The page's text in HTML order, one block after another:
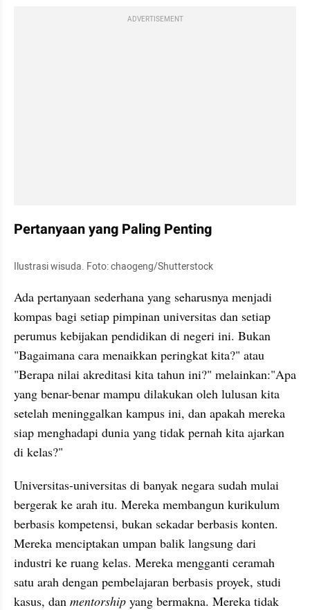
ADVERTISEMENT
Pertanyaan yang Paling Penting
Ilustrasi wisuda. Foto: chaogeng/Shutterstock
Ada pertanyaan sederhana yang seharusnya menjadi
kompas bagi setiap pimpinan universitas dan setiap
perumus kebijakan pendidikan di negeri ini. Bukan
"Bagaimana cara menaikkan peringkat kita?" atau
"Berapa nilai akreditasi kita tahun ini?" melainkan:"Apa
yang benar-benar mampu dilakukan oleh lulusan kita
setelah meninggalkan kampus ini, dan apakah mereka
siap menghadapi dunia yang tidak pernah kita ajarkan
di kelas?"
Universitas-universitas di banyak negara sudah mulai
bergerak ke arah itu. Mereka membangun kurikulum
berbasis kompetensi, bukan sekadar berbasis konten.
Mereka menciptakan umpan balik langsung dari
industri ke ruang kelas. Mereka mengganti ceramah
satu arah dengan pembelajaran berbasis proyek, studi
kasus, dan mentorship yang bermakna. Mereka tidak